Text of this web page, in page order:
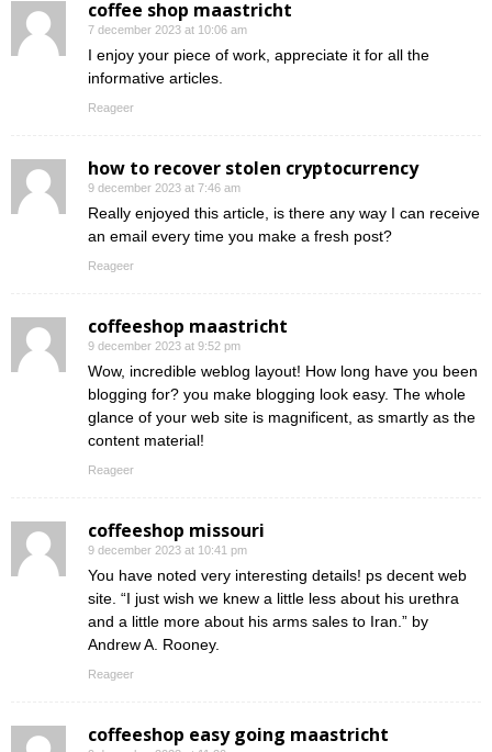
coffee shop maastricht
7 december 2023 at 10:06 am
I enjoy your piece of work, appreciate it for all the
informative articles.
Reageer
how to recover stolen cryptocurrency
9 december 2023 at 7:46 am
Really enjoyed this article, is there any way I can receive
an email every time you make a fresh post?
Reageer
coffeeshop maastricht
9 december 2023 at 9:52 pm
Wow, incredible weblog layout! How long have you been
blogging for? you make blogging look easy. The whole
glance of your web site is magnificent, as smartly as the
content material!
Reageer
coffeeshop missouri
9 december 2023 at 10:41 pm
You have noted very interesting details! ps decent web
site. “I just wish we knew a little less about his urethra
and a little more about his arms sales to Iran.” by
Andrew A. Rooney.
Reageer
coffeeshop easy going maastricht